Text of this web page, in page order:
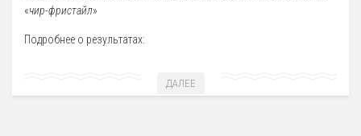
Фитнес-аэробика
Футбол
Шахматы
«чир-фристайл»
Подробнее о результатах:
ДАЛЕЕ